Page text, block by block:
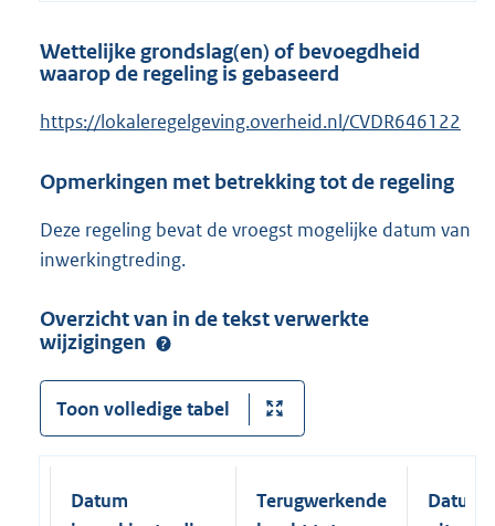
Wettelijke grondslag(en) of bevoegdheid
waarop de regeling is gebaseerd
https://lokaleregelgeving.overheid.nl/CVDR646122
Opmerkingen met betrekking tot de regeling
Deze regeling bevat de vroegst mogelijke datum van
inwerkingtreding.
Overzicht van in de tekst verwerkte
wijzigingen
Toon volledige tabel
Datum
Terugwerkende
Datum